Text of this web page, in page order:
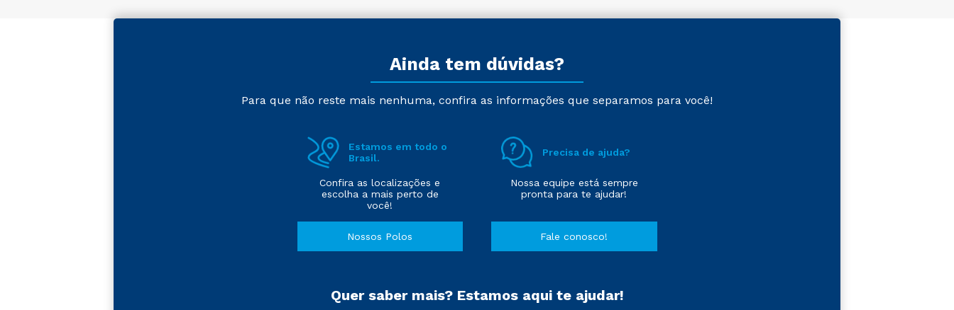
Ainda tem dúvidas?
Para que não reste mais nenhuma, confira as informações que separamos para você!
Estamos em todo o
Brasil.
Confira as localizações e
escolha a mais perto de
você!
Nossos Polos
Precisa de ajuda?
Nossa equipe está sempre
pronta para te ajudar!
Fale conosco!
Quer saber mais? Estamos aqui te ajudar!